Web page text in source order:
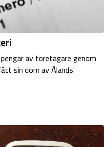
av företagare genom
sin dom av Ålands